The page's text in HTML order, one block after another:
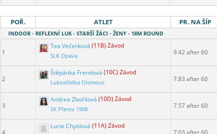
POŘ. ATLET PR. NA ŠÍP
INDOOR - REFLEXNÍ LUK - STARŠÍ ŽÁCI - ŽENY - 18M ROUND
1
Tea Večerková (11B) Závod
SLK Opava 9.42 after 60
2
Štěpánka Fremlová (10C) Závod
Lukostřelba Olomouc 7.83 after 60
3
Andrea Zbořilová (10D) Závod
SK Přerov 1908 7.57 after 60
Lucie Chytilová (11A) Závod